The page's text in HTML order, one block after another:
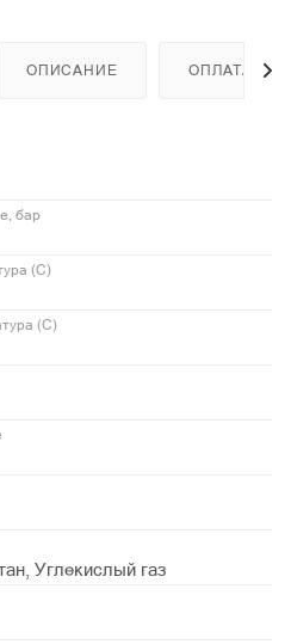
ОПИСАНИЕ ОПЛАТА
бар
(С)
(С)
Углекислый газ